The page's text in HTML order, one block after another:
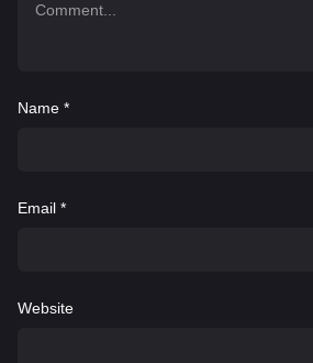
Name *
Email *
Website